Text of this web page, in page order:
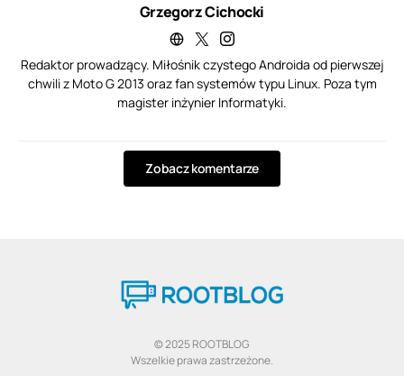
Grzegorz Cichocki
Redaktor prowadzący. Miłośnik czystego Androida od pierwszej
chwili z Moto G 2013 oraz fan systemów typu Linux. Poza tym
magister inżynier Informatyki.
Zobacz komentarze
© 2025 ROOTBLOG
Wszelkie prawa zastrzeżone.